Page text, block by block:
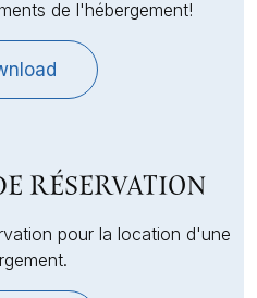
de l'hébergement!
RÉSERVATION
pour la location d'une